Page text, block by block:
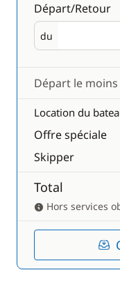
Départ/Retour
du
Départ
Départ le
Location du
Offre spéciale
Skipper
Total
Hors services